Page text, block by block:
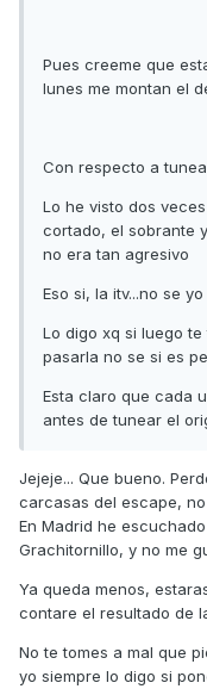
Pues creeme que
lunes me montan el
Con respecto a
Lo he visto dos
cortado, el sobrante
no era tan agresivo
Eso si, la itv...no se yo
Lo digo xq si luego
pasarla no se si es
Esta claro que cada
antes de tunear el
Jejeje... Que bueno.
carcasas del escape,
En Madrid he
Grachitornillo, y no me
Ya queda menos,
contare el resultado de
No te tomes a mal que
yo siempre lo digo si